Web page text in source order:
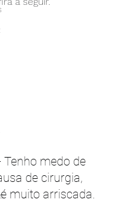
Tenho medo de
de cirurgia,
muito arriscada.